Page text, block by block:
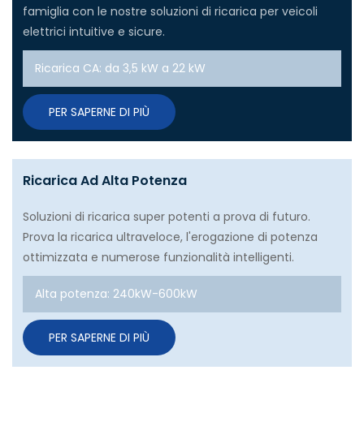
famiglia con le nostre soluzioni di ricarica per veicoli
elettrici intuitive e sicure.
Ricarica CA: da 3,5 kW a 22 kW
PER SAPERNE DI PIÙ
Ricarica Ad Alta Potenza
Soluzioni di ricarica super potenti a prova di futuro.
Prova la ricarica ultraveloce, l'erogazione di potenza
ottimizzata e numerose funzionalità intelligenti.
Alta potenza: 240kW-600kW
PER SAPERNE DI PIÙ